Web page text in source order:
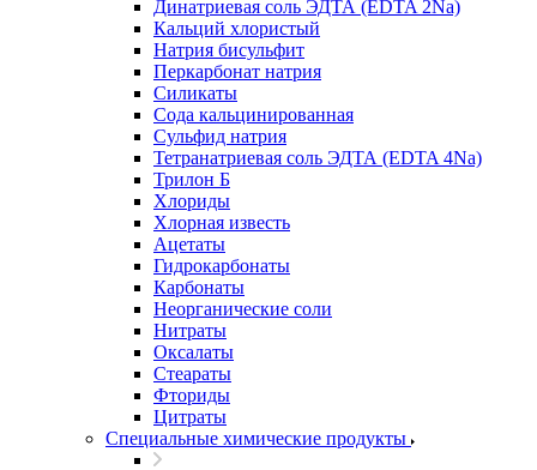
Динатриевая соль ЭДТА (EDTA 2Na)
Кальций хлористый
Натрия бисульфит
Перкарбонат натрия
Силикаты
Сода кальцинированная
Сульфид натрия
Тетранатриевая соль ЭДТА (EDTA 4Na)
Трилон Б
Хлориды
Хлорная известь
Ацетаты
Гидрокарбонаты
Карбонаты
Неорганические соли
Нитраты
Оксалаты
Стеараты
Фториды
Цитраты
Специальные химические продукты